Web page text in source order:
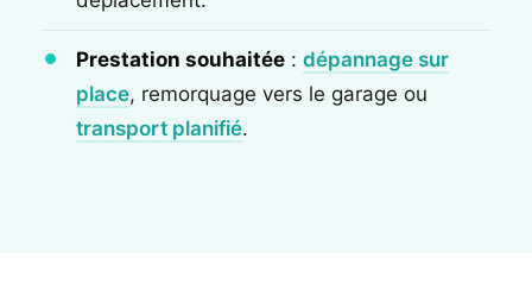
Prestation souhaitée : dépannage sur
place, remorquage vers le garage ou
transport planifié.